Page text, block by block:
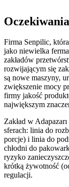
Firma Senpilic,
jako niewielka
zakładów
rozwijającym się
są nowe maszyny,
zwiększenie mocy
firmy jakość
największym
Zakład w
sferach: linia do
porcje) i linia do
chłodni do
ryzyko
krótką żywotność
regulacji.